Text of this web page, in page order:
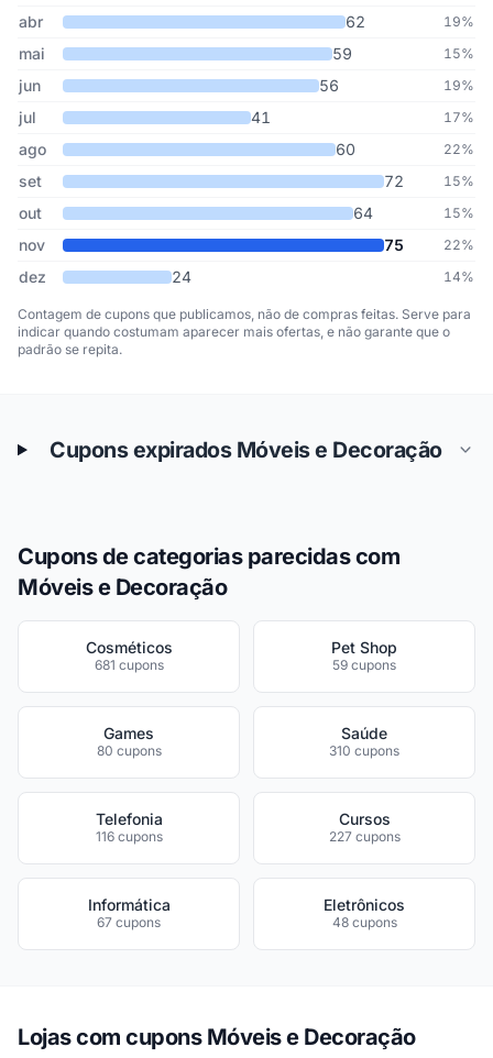
abr 62 19%
mai 59 15%
jun 56 19%
jul 41 17%
ago 60 22%
set 72 15%
out 64 15%
nov 75 22%
dez 24 14%
Contagem de cupons que publicamos, não de compras feitas. Serve para
indicar quando costumam aparecer mais ofertas, e não garante que o
padrão se repita.
Cupons expirados Móveis e Decoração
Cupons de categorias parecidas com
Móveis e Decoração
Cosméticos
681 cupons
Pet Shop
59 cupons
Games
80 cupons
Saúde
310 cupons
Telefonia
116 cupons
Cursos
227 cupons
Informática
67 cupons
Eletrônicos
48 cupons
Lojas com cupons Móveis e Decoração